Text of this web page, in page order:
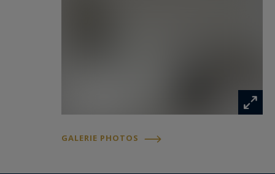
GALERIE PHOTOS